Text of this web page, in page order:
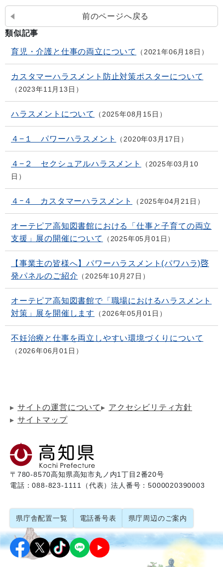
前のページへ戻る
類似記事
育児・介護と仕事の両立について 2021年06月18日
カスタマーハラスメント防止対策ポスターについて
2023年11月13日
ハラスメントについて 2025年08月15日
４−１ パワーハラスメント 2020年03月17日
４−２ セクシュアルハラスメント
2025年03月10
日
４ｰ４ カスタマーハラスメント 2025年04月21日
オーテピア高知図書館における「仕事と子育ての両立
支援」展の開催について
2025年05月01日
【事業主の皆様へ】パワーハラスメント(パワハラ)啓
発パネルのご紹介
2025年10月27日
オーテピア高知図書館で「職場におけるハラスメント
対策」展を開催します
2026年05月01日
不妊治療と仕事を両立しやすい環境づくりについて
2026年06月01日
サイトの運営について
アクセシビリティ方針
サイトマップ
〒780-8570高知県高知市丸ノ内1丁目2番20号
電話：088-823-1111（代表）法人番号：5000020390003
県庁舎配置一覧 電話番号表 県庁周辺のご案内